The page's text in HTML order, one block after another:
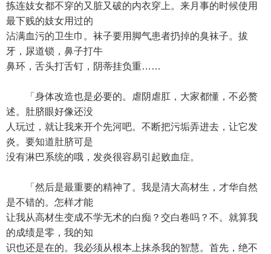
拣连妓女都不穿的又脏又破的内衣穿上。来月事的时候使用
最下贱的妓女用过的
沾满血污的卫生巾。袜子要用脚气患者扔掉的臭袜子。拔
牙，尿道锁，鼻子打牛
鼻环，舌头打舌钉，阴蒂挂负重……
「身体改造也是必要的。虐阴虐肛，大家都懂，不必赘
述。肚脐眼好像还没
人玩过，就让我来开个先河吧。不断把污垢弄进去，让它发
炎。要知道肚脐可是
没有淋巴系统的哦，发炎很容易引起败血症。
「然后是最重要的精神了。我是清大高材生，才华自然
是不错的。怎样才能
让我从高材生变成不学无术的白痴？交白卷吗？不。就算我
的成绩是零，我的知
识也还是在的。我必须从根本上抹杀我的智慧。首先，绝不